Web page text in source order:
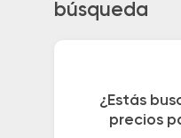
búsqueda
¿Estás
precios